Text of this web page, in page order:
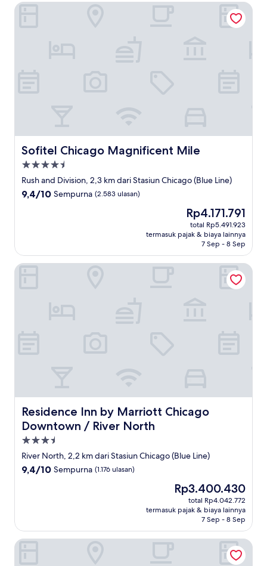
Sofitel Chicago Magnificent Mile
Sofitel Chicago Magnificent Mile
Properti
bintang
4.5
Rush and Division, 2,3 km dari Stasiun Chicago (Blue Line)
9.4
9,4/10 Sempurna (2.583 ulasan)
Harga
sekarang
Rp4.171.791
Rp4.171.791
total Rp5.491.923
termasuk pajak & biaya lainnya
7 Sep - 8 Sep
Sofitel Chicago Magnificent Mile
Residence Inn by Marriott Chicago
Downtown / River North
Residence Inn by Marriott Chicago Downtown / River
Properti
bintang
3.5
River North, 2,2 km dari Stasiun Chicago (Blue Line)
9.4
9,4/10 Sempurna (1.176 ulasan)
Harga
sekarang
Rp3.400.430
Rp3.400.430
total Rp4.042.772
termasuk pajak & biaya lainnya
7 Sep - 8 Sep
Residence Inn by Marriott Chicago Downtown / River
Hyatt Place Chicago/River North